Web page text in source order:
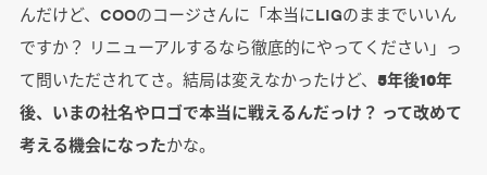
んだけど、COOのコージさんに「本当にLIGのままでいいん
ですか？ リニューアルするなら徹底的にやってください」っ
て問いただされてさ。結局は変えなかったけど、 5年後10年
後、いまの社名やロゴで本当に戦えるんだっけ？ って改めて
考える機会になったかな。